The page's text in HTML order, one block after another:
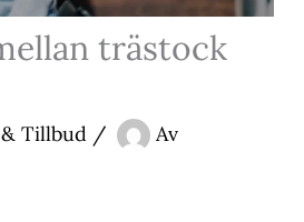
trästock
Tillbud /
Av